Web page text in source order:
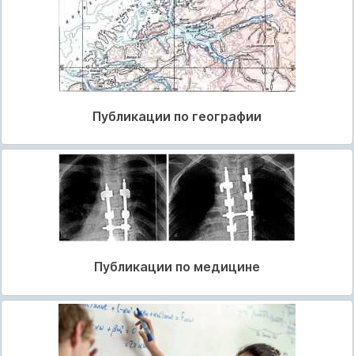
Публикации по географии
Публикации по медицине